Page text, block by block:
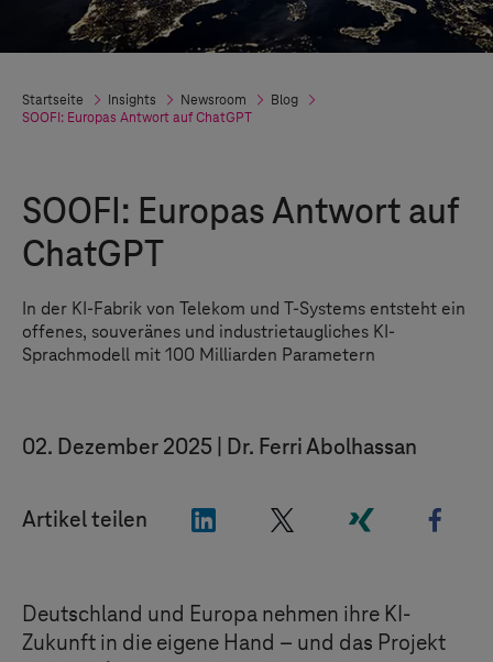
Startseite Insights Newsroom
Blog
SOOFI: Europas Antwort auf ChatGPT
SOOFI: Europas Antwort auf
ChatGPT
In der KI-Fabrik von Telekom und T-Systems entsteht ein
offenes, souveränes und industrietaugliches KI-
Sprachmodell mit 100 Milliarden Parametern
02. Dezember 2025 Dr. Ferri Abolhassan
Artikel teilen "LinkedIn" "Xing"
Deutschland und Europa nehmen ihre KI-
Zukunft in die eigene Hand – und das Projekt